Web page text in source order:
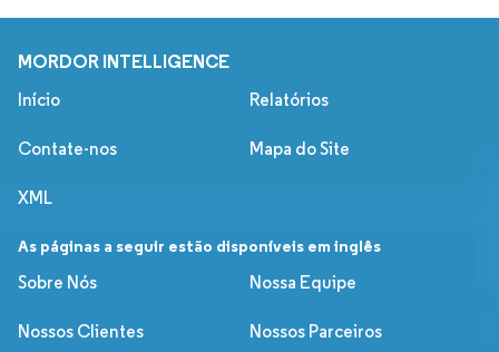
MORDOR INTELLIGENCE
Início Relatórios
Contate-nos Mapa do Site
XML
As páginas a seguir estão disponíveis em inglês
Sobre Nós
Nossa Equipe
Nossos Clientes Nossos Parceiros